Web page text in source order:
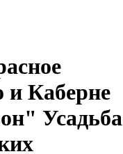
Каберне
Усадьба